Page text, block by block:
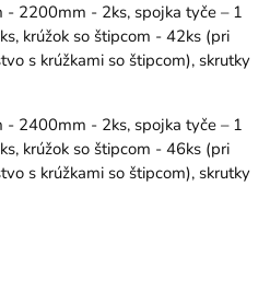
- 2200mm - 2ks, spojka tyče – 1
krúžok so štipcom - 42ks (pri
s krúžkami so štipcom), skrutky
- 2400mm - 2ks, spojka tyče – 1
krúžok so štipcom - 46ks (pri
s krúžkami so štipcom), skrutky